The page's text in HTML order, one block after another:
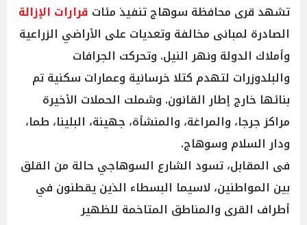
تشهد قرى محافظة سوهاج تنفيذ مئات قرارات الإزالة
الصادرة لمبانى مخالفة وتعديات على الأراضي الزراعية
وأملاك الدولة ونهر النيل. وتحركت الجرافات
والبلدوزرات لتهدم كتلا خرسانية وعمارات سكنية تم
بنائها خارج إطار القانون. وشملت الحملات الأخيرة
مراكز جرجا، والمراغة، والمنشأة، جهينة، البلينا، طما،
ودار السلام وسوهاج.
فى المقابل، تسود الشارع السوهاجي حالة من القلق
بين المواطنين، لاسيما البسطاء الذين يقطنون في
أطراف القرى والمناطق المتاخمة للظهير